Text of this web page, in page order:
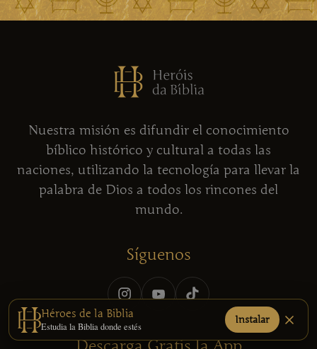
Nuestra misión es difundir el conocimiento
bíblico histórico y cultural a todas las
naciones, utilizando la tecnología para llevar la
palabra de Dios a todos los rincones del
mundo.
Síguenos
Héroes de la Biblia
Estudia la Biblia donde estés
Instalar